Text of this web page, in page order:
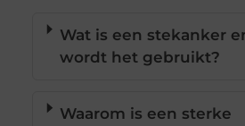
Wat is een stekanker
wordt het gebruikt?
Waarom is een sterke